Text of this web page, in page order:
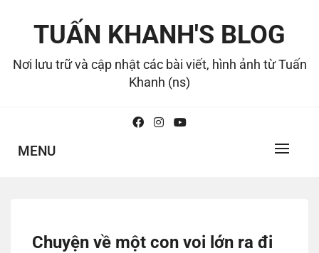
TUẤN KHANH'S BLOG
Nơi lưu trữ và cập nhật các bài viết, hình ảnh từ Tuấn
Khanh (ns)
MENU
Chuyện về một con voi lớn ra đi